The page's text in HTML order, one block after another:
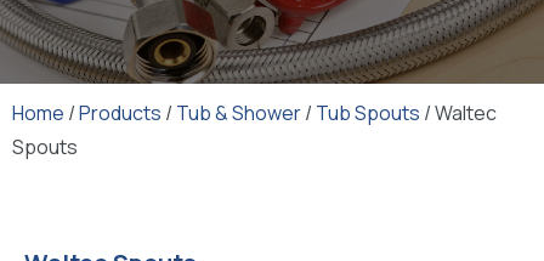
Home /Products / Tub & Shower/ Tub Spouts / Waltec
Spouts